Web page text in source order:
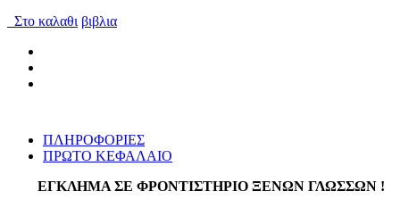
Στο καλαθι βιβλια
ΠΛΗΡΟΦΟΡΙΕΣ
ΠΡΩΤΟ ΚΕΦΑΛΑΙΟ
ΕΓΚΛΗΜΑ ΣΕ ΦΡΟΝΤΙΣΤΗΡΙΟ ΞΕΝΩΝ ΓΛΩΣΣΩΝ !